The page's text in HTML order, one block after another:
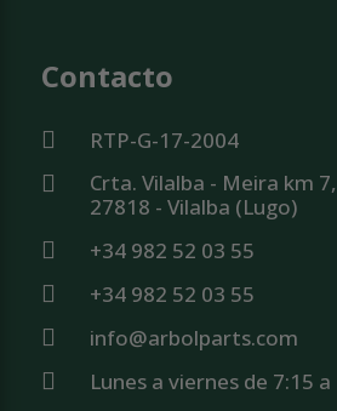
Contacto
RTP-G-17-2004
Crta. Vilalba - Meira km
27818 - Vilalba (Lugo)
+34 982 52 03 55
+34 982 52 03 55
info@arbolparts.com
Lunes a viernes de 7:15 a